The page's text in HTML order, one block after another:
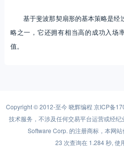
基于斐波那契扇形的基本策略是经
略之一，它还拥有相当高的成功入场
值。
Copyright © 2012-至今晓辉编程 京ICP备
技术服务，不涉及任何交易平台运营或经
Software Corp. 的注册商标，本网站
23 次查询在 1.284 秒, 使